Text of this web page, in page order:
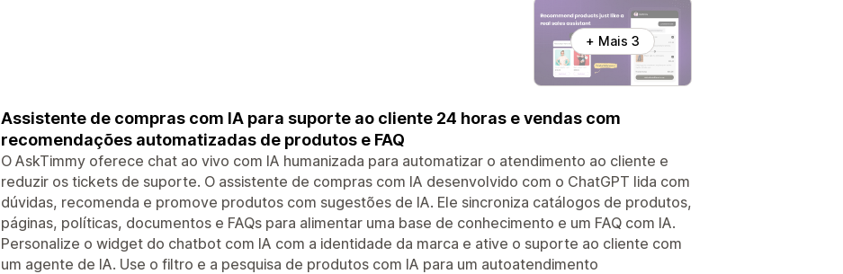
+ Mais 3
Assistente de compras com IA para suporte ao cliente 24 horas e vendas com
recomendações automatizadas de produtos e FAQ
O AskTimmy oferece chat ao vivo com IA humanizada para automatizar o atendimento ao cliente e
reduzir os tickets de suporte. O assistente de compras com IA desenvolvido com o ChatGPT lida com
dúvidas, recomenda e promove produtos com sugestões de IA. Ele sincroniza catálogos de produtos,
páginas, políticas, documentos e FAQs para alimentar uma base de conhecimento e um FAQ com IA.
Personalize o widget do chatbot com IA com a identidade da marca e ative o suporte ao cliente com
um agente de IA. Use o filtro e a pesquisa de produtos com IA para um autoatendimento